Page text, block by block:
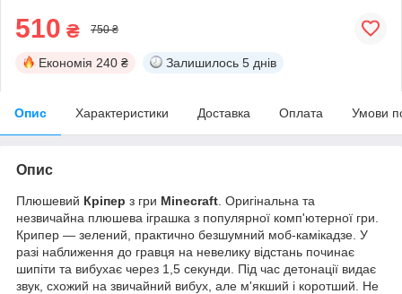
510 ₴ 750 ₴
Економія 240 ₴ Залишилось 5 днів
Опис Характеристики Доставка Оплата Умови
Опис
Плюшевий Кріпер з гри Minecraft . Оригінальна та
незвичайна плюшева іграшка з популярної комп'ютерної гри.
Крипер — зелений, практично безшумний моб-камікадзе. У
разі наближення до гравця на невелику відстань починає
шипіти та вибухає через 1,5 секунди. Під час детонації видає
звук, схожий на звичайний вибух, але м'якший і коротший. Не